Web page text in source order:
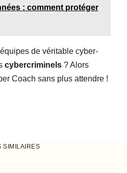
: comment protéger
de véritable cyber-
cybercriminels ? Alors
Coach sans plus attendre !
SIMILAIRES